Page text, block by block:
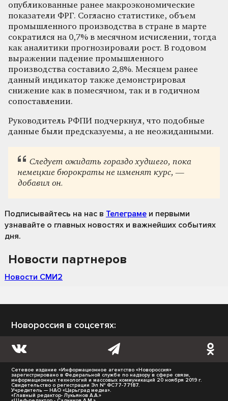
опубликованные ранее макроэкономические
показатели ФРГ. Согласно статистике, объем
промышленного производства в стране в марте
сократился на 0,7% в месячном исчислении, тогда
как аналитики прогнозировали рост. В годовом
выражении падение промышленного
производства составило 2,8%. Месяцем ранее
данный индикатор также демонстрировал
снижение как в помесячном, так и в годичном
сопоставлении.
Руководитель РФПИ подчеркнул, что подобные
данные были предсказуемы, а не неожиданными.
Следует ожидать гораздо худшего, пока
немецкие бюрократы не изменят курс, —
добавил он.
Подписывайтесь на нас в Телеграме и первыми
узнавайте о главных новостях и важнейших событиях
дня.
Новости партнеров
Новости СМИ2
Новороссия в соцсетях:
Сетевое издание «Информационное агентство «Новороссия»
зарегистрировано в Федеральной службе по надзору в сфере связи,
информационных технологий и массовых коммуникаций 20 ноября 2019 г.
Свидетельство о регистрации Эл № ФС77-77187.
Учредитель — НАО «Царьград медиа».
«Главный редактор- Лукьянов А.А.»